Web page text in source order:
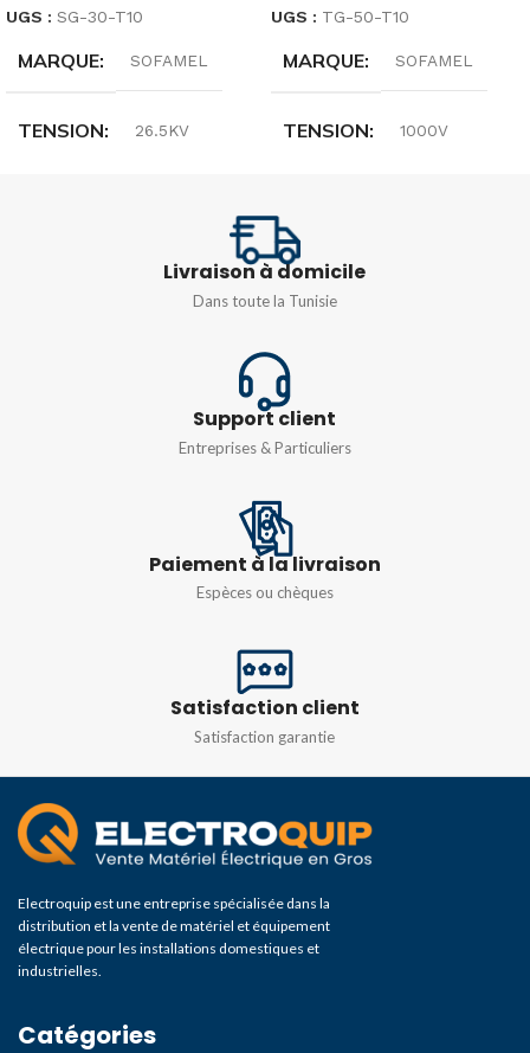
UGS : SG-30-T10
MARQUE SOFAMEL
TENSION 26.5KV
UGS : TG-50-T10
MARQUE SOFAMEL
TENSION 1000V
Livraison à domicile
Dans toute la Tunisie
Support client
Entreprises & Particuliers
Paiement à la livraison
Espèces ou chèques
Satisfaction client
Satisfaction garantie
Electroquip est une entreprise spécialisée dans la
distribution et la vente de matériel et équipement
électrique pour les installations domestiques et
industrielles.
Catégories